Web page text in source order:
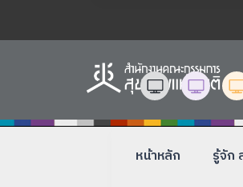
หน้าหลัก รู้จัก